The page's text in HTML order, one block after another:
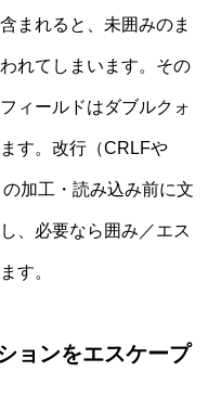
まれると、未囲みのま
れてしまいます。その
ィールドはダブルクォ
す。改行（CRLFや
加工・読み込み前に文
、必要なら囲み／エス
す。
ョンをエスケープ